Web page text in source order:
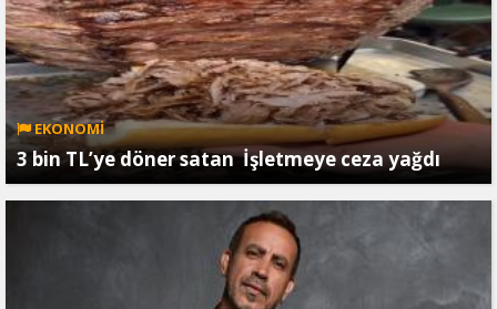
EKONOMİ
3 bin TL’ye döner satan İşletmeye ceza yağdı